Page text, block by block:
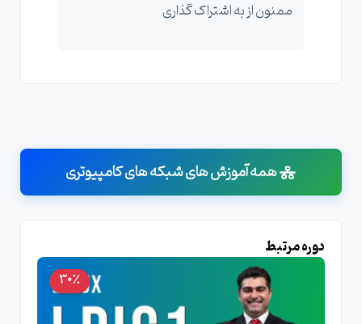
ممنون از به اشتراک گذاری
همه آموزش های شبکه های کامپیوتری
دوره مرتبط
30٪